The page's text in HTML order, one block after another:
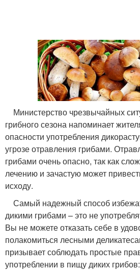
Министерство чрезвычайных
грибного сезона напоминает
опасности употребления
угрозе отравления грибами.
грибами очень опасно, так как
лечению и зачастую может
исходу.
Самый надежный способ
дикими грибами – это не
Вы не можете отказать себе в
полакомиться лесными
призывает соблюдать простые
употреблении в пищу диких грибов: